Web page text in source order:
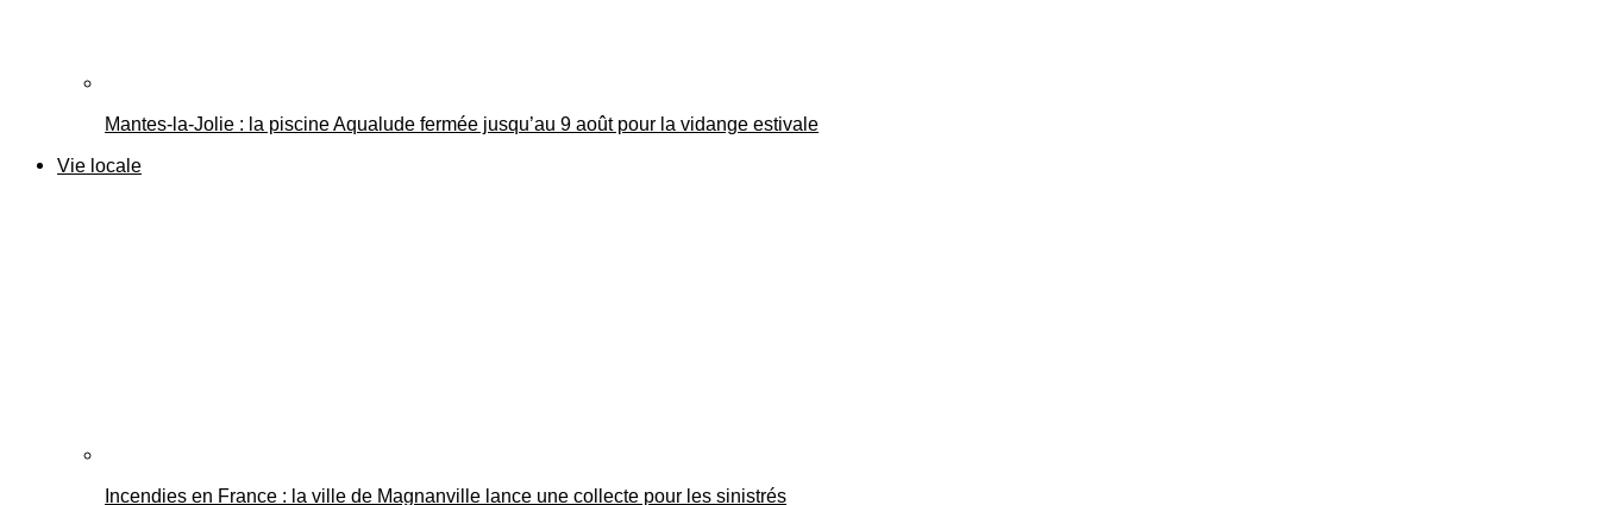
Mantes-la-Jolie : la piscine Aqualude fermée jusqu’au 9 août pour la vidange estivale
Vie locale
Incendies en France : la ville de Magnanville lance une collecte pour les sinistrés